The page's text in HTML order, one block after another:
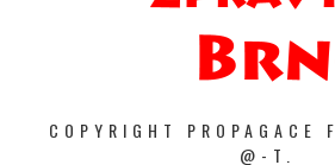
COPYRIGHT
@-T.